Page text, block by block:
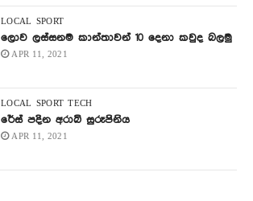
LOCAL SPORT
ලොව ලස්සනම කාන්තාවන් 10 දෙනා කවුද බලමු
APR 11, 2021
LOCAL SPORT TECH
රේස් පදින අරාබි සුරූපිනිය
APR 11, 2021